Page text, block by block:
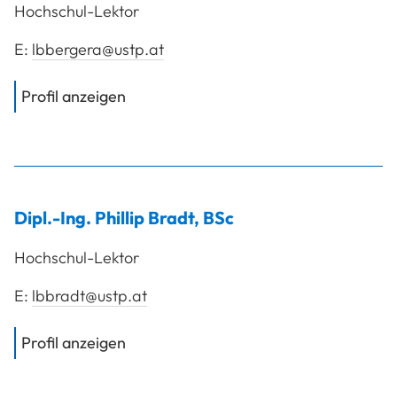
Hochschul-Lektor
E: lbbergera@ustp.at
Profil anzeigen
Dipl.-Ing. Phillip Bradt, BSc
Hochschul-Lektor
E: lbbradt@ustp.at
Profil anzeigen